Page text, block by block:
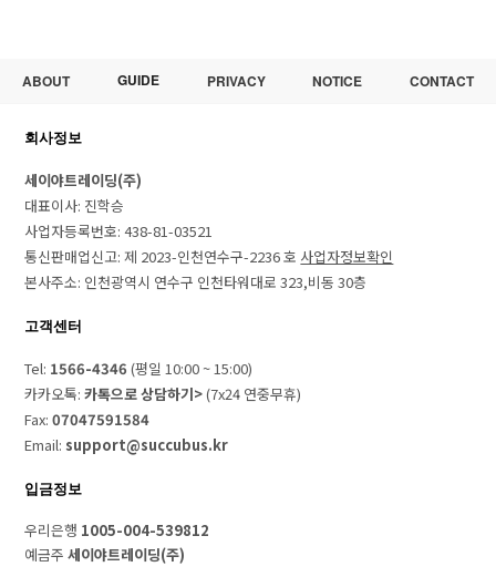
ABOUT GUIDE PRIVACY NOTICE CONTACT
회사정보
세이야트레이딩(주)
대표이사: 진학승
사업자등록번호: 438-81-03521
통신판매업신고: 제 2023-인천연수구-2236 호 사업자정보확인
본사주소: 인천광역시 연수구 인천타워대로 323,비동 30층
고객센터
Tel: 1566-4346 (평일 10:00 ~ 15:00)
카카오톡:카톡으로 상담하기>(7x24 연중무휴)
Fax:07047591584
Email:support@succubus.kr
입금정보
우리은행 1005-004-539812
예금주세이야트레이딩(주)